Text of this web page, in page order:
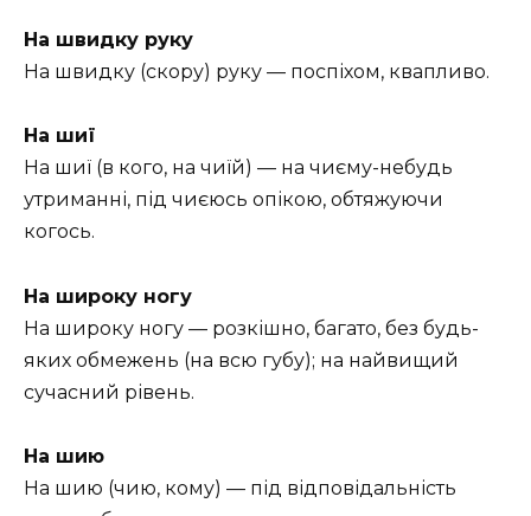
На швидку руку
На швидку (скору) руку — поспіхом, квапливо.
На шиї
На шиї (в кого, на чиїй) — на чиєму-небудь
утриманні, під чиєюсь опікою, обтяжуючи
когось.
На широку ногу
На широку ногу — розкішно, багато, без будь-
яких обмежень (на всю губу); на найвищий
сучасний рівень.
На шию
На шию (чию, кому) — під відповідальність